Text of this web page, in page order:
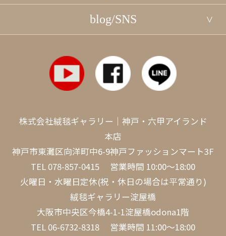
blog/SNS
株式会社絨毯ギャラリー｜神戸・六甲アイランド
本店
神戸市東灘区向洋町中6-9神戸ファッションマート3F
TEL 078-857-0415 営業時間 10:00～18:00
火曜日・水曜日定休(祝・休日の場合は平常通り)
絨毯ギャラリー淀屋橋
大阪市中央区今橋4-1-1淀屋橋odona1階
TEL 06-6732-8318 営業時間 11:00～18:00